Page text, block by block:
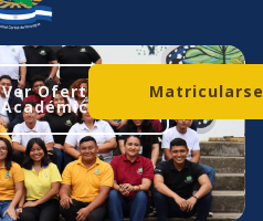
Ver Oferta
Académica